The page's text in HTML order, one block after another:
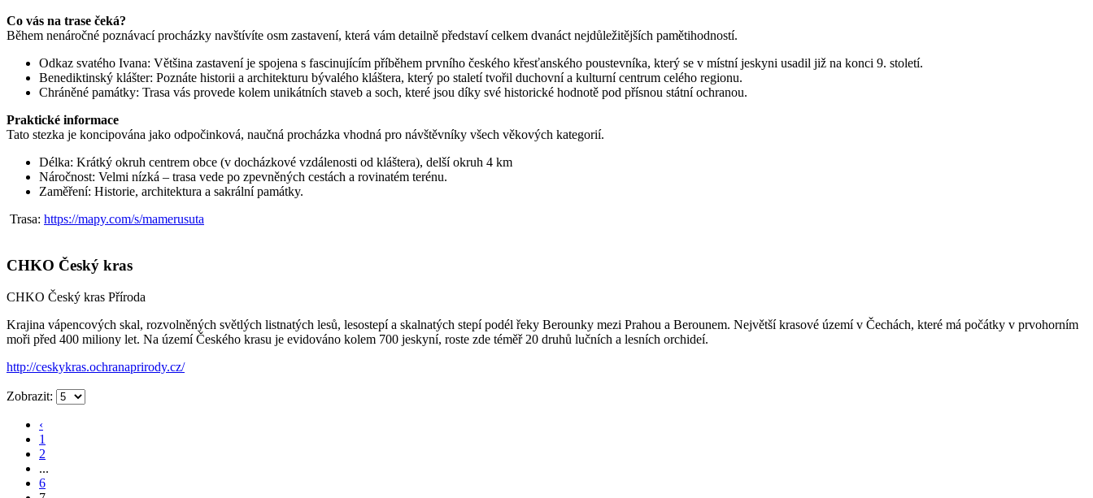
Co vás na trase čeká?
Během nenáročné poznávací procházky navštívíte osm zastavení, která vám detailně představí celkem dvanáct nejdůležitějších pamětihodností.
Odkaz svatého Ivana: Většina zastavení je spojena s fascinujícím příběhem prvního českého křesťanského poustevníka, který se v místní jeskyni usadil již na konci 9. století.
Benediktinský klášter: Poznáte historii a architekturu bývalého kláštera, který po staletí tvořil duchovní a kulturní centrum celého regionu.
Chráněné památky: Trasa vás provede kolem unikátních staveb a soch, které jsou díky své historické hodnotě pod přísnou státní ochranou.
Praktické informace
Tato stezka je koncipována jako odpočinková, naučná procházka vhodná pro návštěvníky všech věkových kategorií.
Délka: Krátký okruh centrem obce (v docházkové vzdálenosti od kláštera), delší okruh 4 km
Náročnost: Velmi nízká – trasa vede po zpevněných cestách a rovinatém terénu.
Zaměření: Historie, architektura a sakrální památky.
Trasa: https://mapy.com/s/mamerusuta
CHKO Český kras
CHKO Český kras Příroda
Krajina vápencových skal, rozvolněných světlých listnatých lesů, lesostepí a skalnatých stepí podél řeky Berounky mezi Prahou a Berounem. Největší krasové území v Čechách, které má počátky v prvohorním
moři před 400 miliony let. Na území Českého krasu je evidováno kolem 700 jeskyní, roste zde téměř 20 druhů lučních a lesních orchideí.
http://ceskykras.ochranaprirody.cz/
Zobrazit:
‹
1
2
...
6